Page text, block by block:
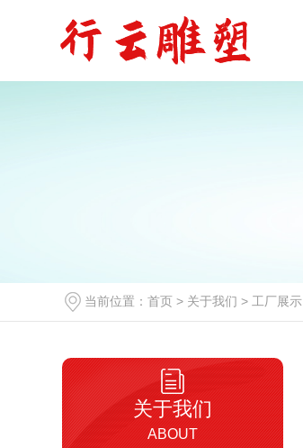
当前位置： 首页 > 关于我们 > 工厂展示
关于我们
ABOUT